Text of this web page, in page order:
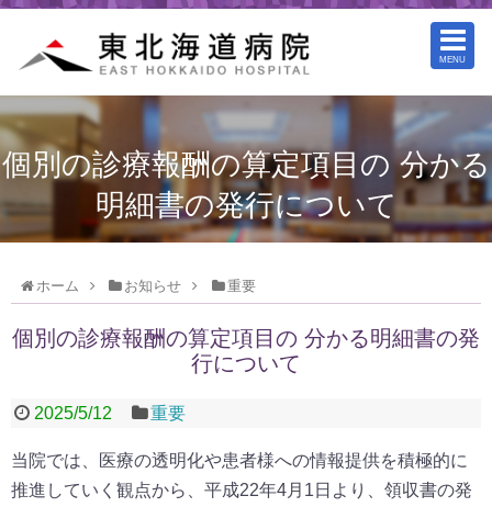
MENU
個別の診療報酬の算定項目の 分かる
明細書の発行について
ホーム お知らせ 重要
個別の診療報酬の算定項目の 分かる明細書の発
行について
2025/5/12 重要
当院では、医療の透明化や患者様への情報提供を積極的に
推進していく観点から、平成22年4月1日より、領収書の発